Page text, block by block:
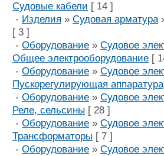
Судовые кабели [ 14 ]
- Изделия » Судовая арматура
[ 3 ]
- Оборудование » Судовое
Общее электрооборудование [
- Оборудование » Судовое
Пускорегулирующая аппаратура
- Оборудование » Судовое
Реле, сельсины [ 28 ]
- Оборудование » Судовое
Трансформаторы [ 7 ]
- Оборудование » Судовое